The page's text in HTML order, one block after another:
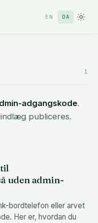
EN DA
1
adgangskode.
publiceres.
uden admin-
bordtelefon eller arvet
Her er, hvordan du